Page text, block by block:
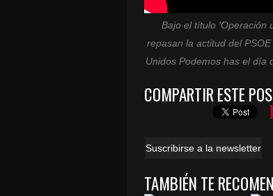
Bajo el título ‘Operación
repasan la actitud del
Unidos Podemos has el día
COMPARTIR ESTE
Suscribirse a la newsletter
TAMBIÉN TE